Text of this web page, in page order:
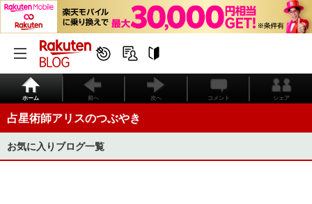
ホーム 前へ 次へ コメント シェア
占星術師アリスのつぶやき
お気に入りブログ一覧